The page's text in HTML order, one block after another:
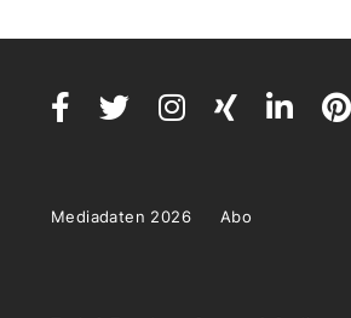
Mediadaten 2026 Abo